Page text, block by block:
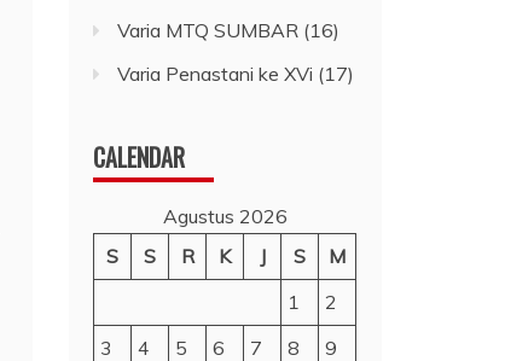
Varia MTQ SUMBAR (16)
Varia Penastani ke XVi (17)
CALENDAR
Agustus 2026
S
S R K J S
M
1
2
3
4 5 6 7 8
9